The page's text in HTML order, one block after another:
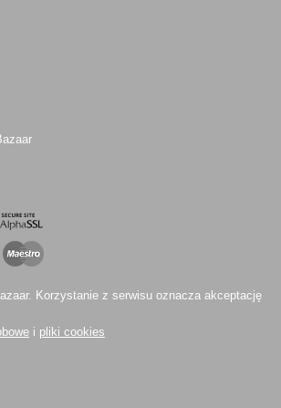
Korzystanie z serwisu oznacza akceptację
i pliki cookies